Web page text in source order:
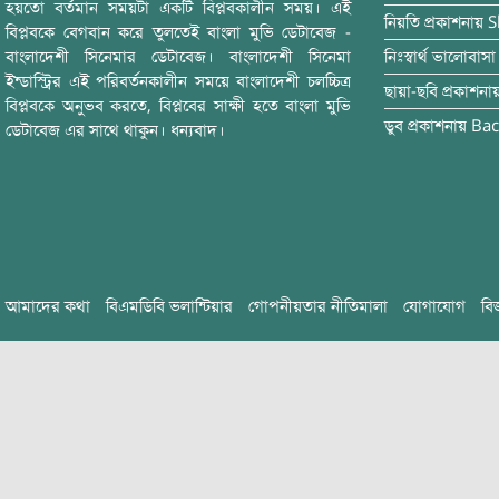
হয়তো বর্তমান সময়টা একটি বিপ্লবকালীন সময়। এই
বিপ্লবকে বেগবান করে তুলতেই বাংলা মুভি ডেটাবেজ -
বাংলাদেশী সিনেমার ডেটাবেজ। বাংলাদেশী সিনেমা
ইন্ডাস্ট্রির এই পরিবর্তনকালীন সময়ে বাংলাদেশী চলচ্চিত্র
বিপ্লবকে অনুভব করতে, বিপ্লবের সাক্ষী হতে বাংলা মুভি
ডেটাবেজ এর সাথে থাকুন। ধন্যবাদ।
নিয়তি প্রকাশনায়
নিঃস্বার্থ ভালোবাসা
ছায়া-ছবি
ডুব প্রকাশনায়
আমাদের কথা বিএমডিবি ভলান্টিয়ার গোপনীয়তার নীতিমালা যোগাযোগ